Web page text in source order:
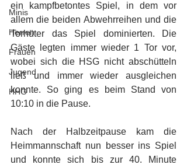
Minis
Herren
Frauen
Jugend
HHG
ein kampfbetontes Spiel, in dem vor
allem die beiden Abwehrreihen und die
Torhüter das Spiel dominierten. Die
Gäste legten immer wieder 1 Tor vor,
wobei sich die HSG nicht abschütteln
ließ und immer wieder ausgleichen
konnte. So ging es beim Stand von
10:10 in die Pause.
Nach der Halbzeitpause kam die
Heimmannschaft nun besser ins Spiel
und konnte sich bis zur 40. Minute